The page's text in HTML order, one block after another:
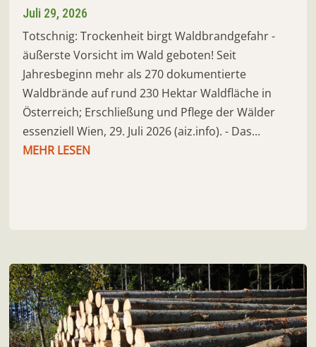
Juli 29, 2026
Totschnig: Trockenheit birgt Waldbrandgefahr -
äußerste Vorsicht im Wald geboten! Seit
Jahresbeginn mehr als 270 dokumentierte
Waldbrände auf rund 230 Hektar Waldfläche in
Österreich; Erschließung und Pflege der Wälder
essenziell Wien, 29. Juli 2026 (aiz.info). - Das...
MEHR LESEN